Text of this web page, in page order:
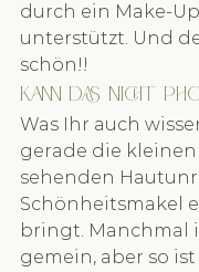
durch ein Make-
unterstützt. Und
schön!!
Kann das nicht
Was Ihr auch
gerade die
sehenden
Schönheitsmakel
bringt. Manchmal
gemein, aber so